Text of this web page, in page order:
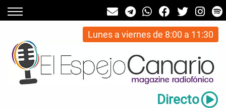
Lunes a viernes de 8:00 a 11:30
Directo